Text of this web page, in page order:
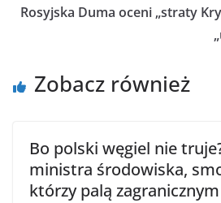
Rosyjska Duma oceni „straty
Zobacz również
Bo polski węgiel nie
ministra środowiska,
którzy palą